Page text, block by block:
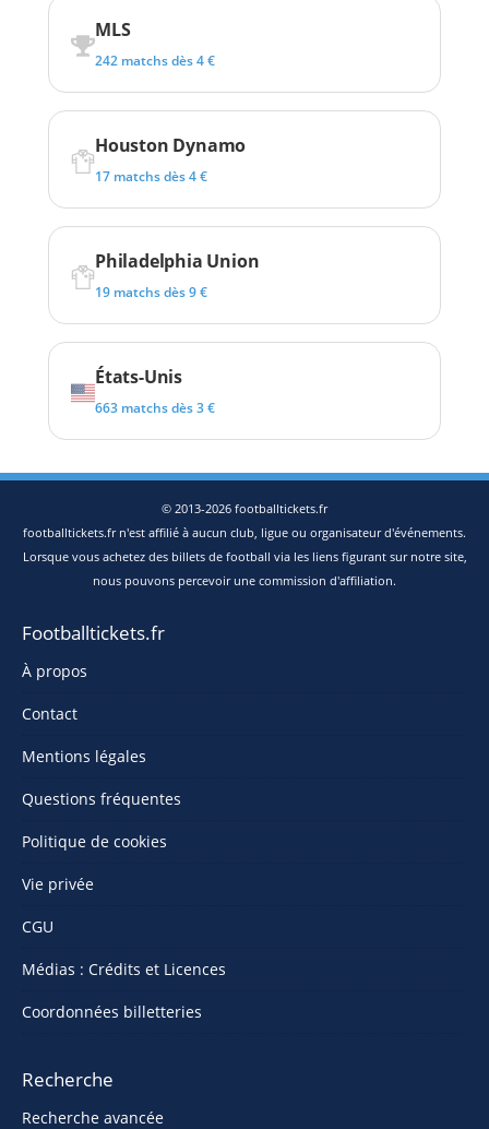
MLS
242 matchs dès 4 €
Houston Dynamo
17 matchs dès 4 €
Philadelphia Union
19 matchs dès 9 €
États-Unis
663 matchs dès 3 €
© 2013-2026 footballtickets.fr
footballtickets.fr n'est affilié à aucun club, ligue ou organisateur d'événements.
Lorsque vous achetez des billets de football via les liens figurant sur notre site,
nous pouvons percevoir une commission d'affiliation.
Footballtickets.fr
À propos
Contact
Mentions légales
Questions fréquentes
Politique de cookies
Vie privée
CGU
Médias : Crédits et Licences
Coordonnées billetteries
Recherche
Recherche avancée